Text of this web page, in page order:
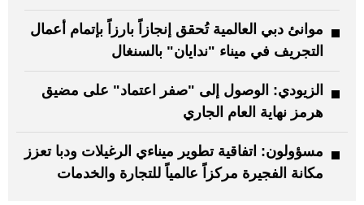
موانئ دبي العالمية تُحقق إنجازاً بارزاً بإتمام أعمال
التجريف في ميناء "ندايان" بالسنغال
الزيودي: الوصول إلى "صفر اعتماد" على مضيق
هرمز نهاية العام الجاري
مسؤولون: اتفاقية تطوير ميناءي الرغيلات ودبا تعزز
مكانة الفجيرة مركزاً عالمياً للتجارة والخدمات